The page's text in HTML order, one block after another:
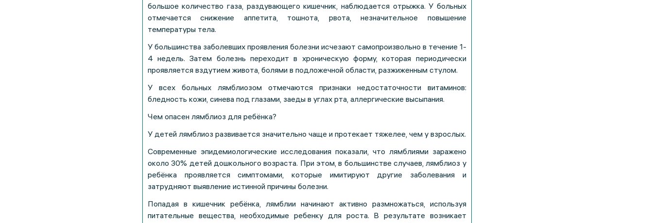
большое количество газа, раздувающего кишечник, наблюдается отрыжка. У больных
отмечается снижение аппетита, тошнота, рвота, незначительное повышение
температуры тела.
У большинства заболевших проявления болезни исчезают самопроизвольно в течение 1-
4 недель. Затем болезнь переходит в хроническую форму, которая периодически
проявляется вздутием живота, болями в подложечной области, разжиженным стулом.
У всех больных лямблиозом отмечаются признаки недостаточности витаминов:
бледность кожи, синева под глазами, заеды в углах рта, аллергические высыпания.
Чем опасен лямблиоз для ребёнка?
У детей лямблиоз развивается значительно чаще и протекает тяжелее, чем у взрослых.
Современные эпидемиологические исследования показали, что лямблиями заражено
около 30% детей дошкольного возраста. При этом, в большинстве случаев, лямблиоз у
ребёнка проявляется симптомами, которые имитируют другие заболевания и
затрудняют выявление истинной причины болезни.
Попадая в кишечник ребёнка, лямблии начинают активно размножаться, используя
питательные вещества, необходимые ребенку для роста. В результате возникает